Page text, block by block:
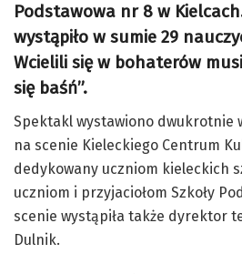
Podstawowa nr 8 w
wystąpiło w sumie 29
Wcielili się w bohaterów
się baśń”.
Spektakl wystawiono dwukrotnie
na scenie Kieleckiego Centrum
dedykowany uczniom kieleckich
uczniom i przyjaciołom Szkoły
scenie wystąpiła także dyrektor
Dulnik.